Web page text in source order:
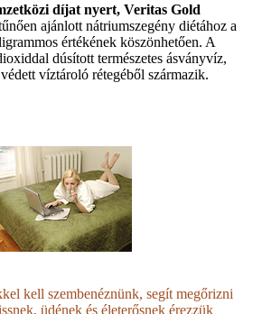
díjat nyert, Veritas Gold
ajánlott nátriumszegény diétához a
értékének köszönhetően. A
dúsított természetes ásványvíz,
víztároló rétegéből származik.
kell szembenéznünk, segít megőrizni
üdének és életerősnek érezzük